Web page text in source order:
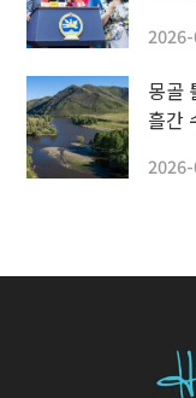
몽골
흘간